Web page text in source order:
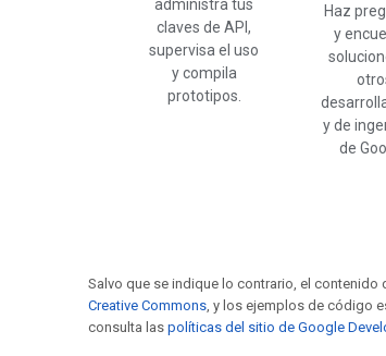
administra tus
claves de API,
supervisa el uso
y compila
prototipos.
Haz
y
y de
de
Salvo que se indique lo contrario, el contenido
Creative Commons , y los ejemplos de código
consulta las políticas del sitio de Google